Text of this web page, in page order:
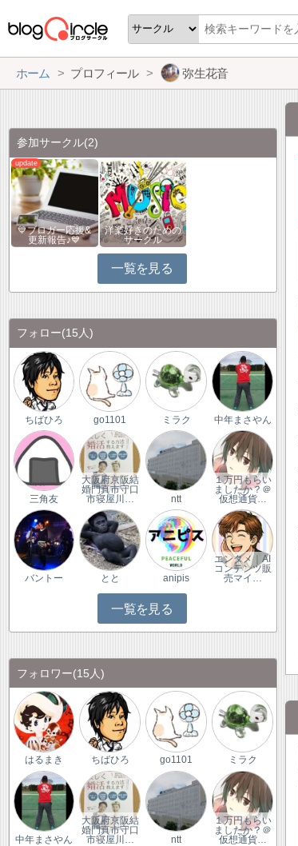
ホーム プロフィール 弥生花音
参加サークル(2)
💙ブロガー応援&
更新報告♪💙
洋楽好きのための
サークル
一覧を見る
フォロー(15人)
ちばひろ go1101 ミラク 中年まさやん
三角友
大阪府京阪結
婚門真市守口
市寝屋川…
ntt
１万円もらい
ましたか？＠
仮想通貨…
バントー とと anipis
エンタメ｜AI
コンテンツ販
売マイ…
一覧を見る
フォロワー(15人)
はるまき ちばひろ go1101 ミラク
中年まさやん
大阪府京阪結
婚門真市守口
市寝屋川…
ntt
１万円もらい
ましたか？＠
仮想通貨…